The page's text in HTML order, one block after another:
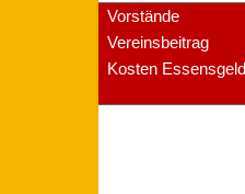
Vorstände
Vereinsbeitrag
Kosten Essensgeld